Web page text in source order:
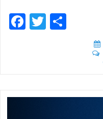
Facebook
Twitter